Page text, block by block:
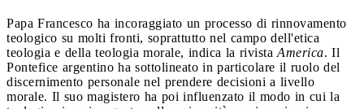
Papa Francesco ha incoraggiato un processo di rinnovamento
teologico su molti fronti, soprattutto nel campo dell'etica
teologia e della teologia morale, indica la rivista America. Il
Pontefice argentino ha sottolineato in particolare il ruolo del
discernimento personale nel prendere decisioni a livello
morale. Il suo magistero ha poi influenzato il modo in cui la